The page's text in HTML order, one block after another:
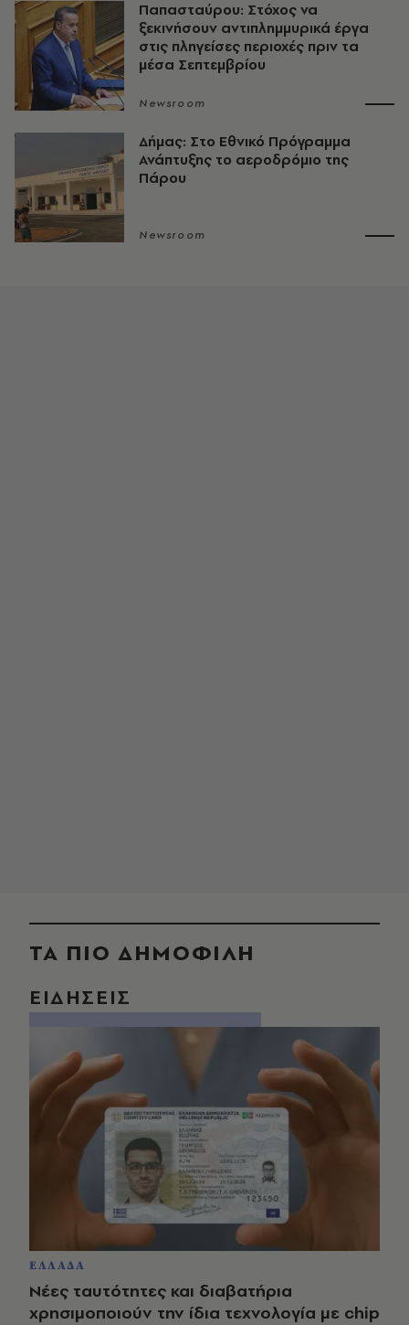
Παπασταύρου: Στόχος να
ξεκινήσουν αντιπλημμυρικά έργα
στις πληγείσες περιοχές πριν τα
μέσα Σεπτεμβρίου
Newsroom
Δήμας: Στο Εθνικό Πρόγραμμα
Ανάπτυξης το αεροδρόμιο της
Πάρου
Newsroom
ΤΑ ΠΙΟ ΔΗΜΟΦΙΛΗ
ΕΙΔΗΣΕΙΣ
ΕΛΛΑΔΑ
Νέες ταυτότητες και διαβατήρια
χρησιμοποιούν την ίδια τεχνολογία με chip